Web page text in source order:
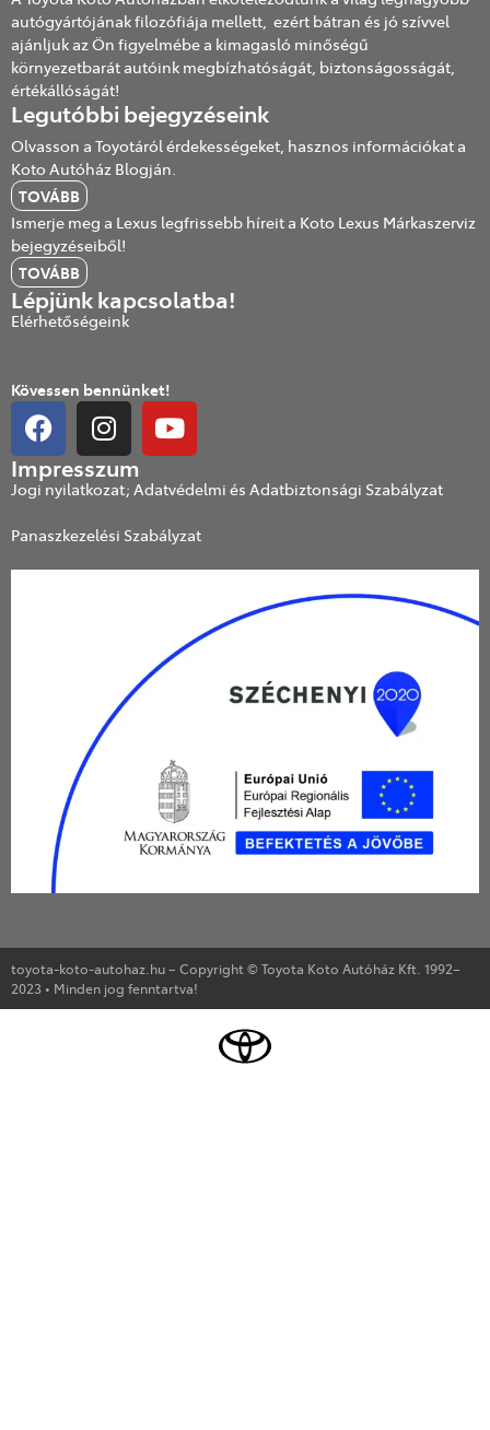
autógyártójának filozófiája mellett, ezért bátran és jó szívvel
ajánljuk az Ön figyelmébe a kimagasló minőségű
környezetbarát autóink megbízhatóságát, biztonságosságát,
értékállóságát!
Legutóbbi bejegyzéseink
Olvasson a Toyotáról érdekességeket, hasznos információkat a
Koto Autóház Blogján.
TOVÁBB
Ismerje meg a Lexus legfrissebb híreit a Koto Lexus Márkaszerviz
bejegyzéseiből!
TOVÁBB
Lépjünk kapcsolatba!
Elérhetőségeink
Kövessen bennünket!
Impresszum
Jogi nyilatkozat; Adatvédelmi és Adatbiztonsági Szabályzat
Panaszkezelési Szabályzat
toyota-koto-autohaz.hu – Copyright © Toyota Koto Autóház Kft. 1992–
2023 • Minden jog fenntartva!